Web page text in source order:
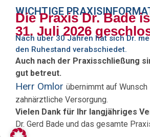
WICHTIGE
Die Praxis Dr. Bade
31. Juli 2026
Nach über 30 Jahren hat sich Dr.
den Ruhestand verabschiedet.
Auch nach der Praxisschließung
gut betreut.
Herr Omlor übernimmt auf
zahnärztliche Versorgung.
Vielen Dank für Ihr langjähriges
Dr. Gerd Bade und das gesamte